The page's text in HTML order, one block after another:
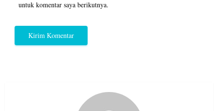
untuk komentar saya berikutnya.